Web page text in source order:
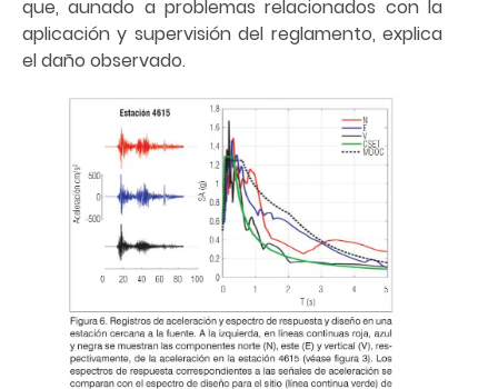
que, aunado a problemas relacionados con la
aplicación y supervisión del reglamento, explica
el daño observado.